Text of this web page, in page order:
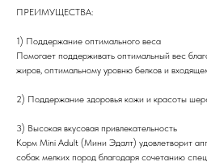
ПРЕИМУЩЕСТВА:
1) Поддержание оптимального веса
Помогает поддерживать оптимальный вес
жиров, оптимальному уровню белков и
2) Поддержание здоровья кожи и красоты
3) Высокая вкусовая привлекательность
Корм Mini Adult (Мини Эдалт) удовлетворит
собак мелких пород благодаря сочетанию